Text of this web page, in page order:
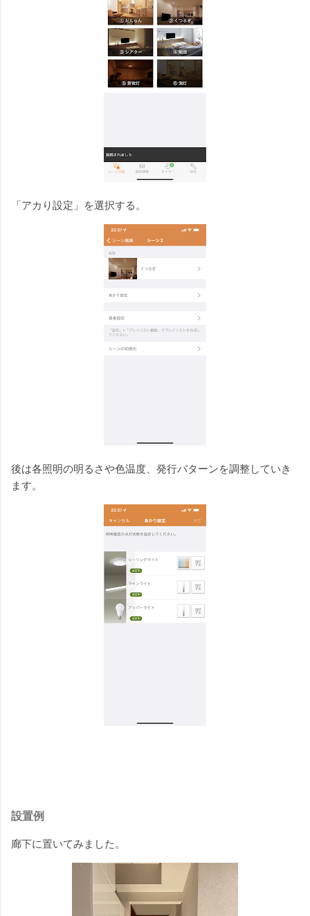
「アカり設定」を選択する。
後は各照明の明るさや色温度、発行パターンを調整していき
ます。
設置例
廊下に置いてみました。